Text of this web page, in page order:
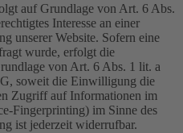
auf Grundlage von Art. 6 Abs.
Interesse an einer
unserer Website. Sofern eine
wurde, erfolgt die
von Art. 6 Abs. 1 lit. a
soweit die Einwilligung die
Zugriff auf Informationen im
Fingerprinting) im Sinne des
ist jederzeit widerrufbar.